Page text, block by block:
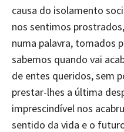
causa do isolamento
nos sentimos
numa palavra, tomados
sabemos quando vai
de entes queridos, sem
prestar-lhes a última
imprescindível nos
sentido da vida e o